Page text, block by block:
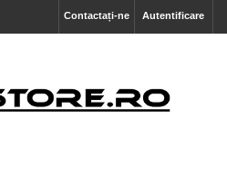
Autentificare
Contactați-ne